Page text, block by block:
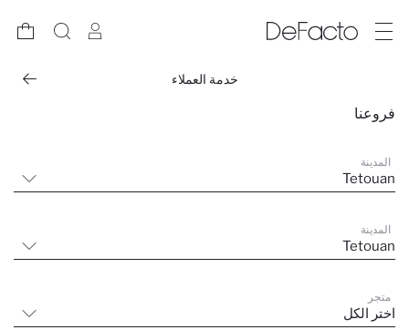
خدمة العملاء
فروعنا
المدينة
Tetouan
المدينة
Tetouan
متجر
اختر الكل